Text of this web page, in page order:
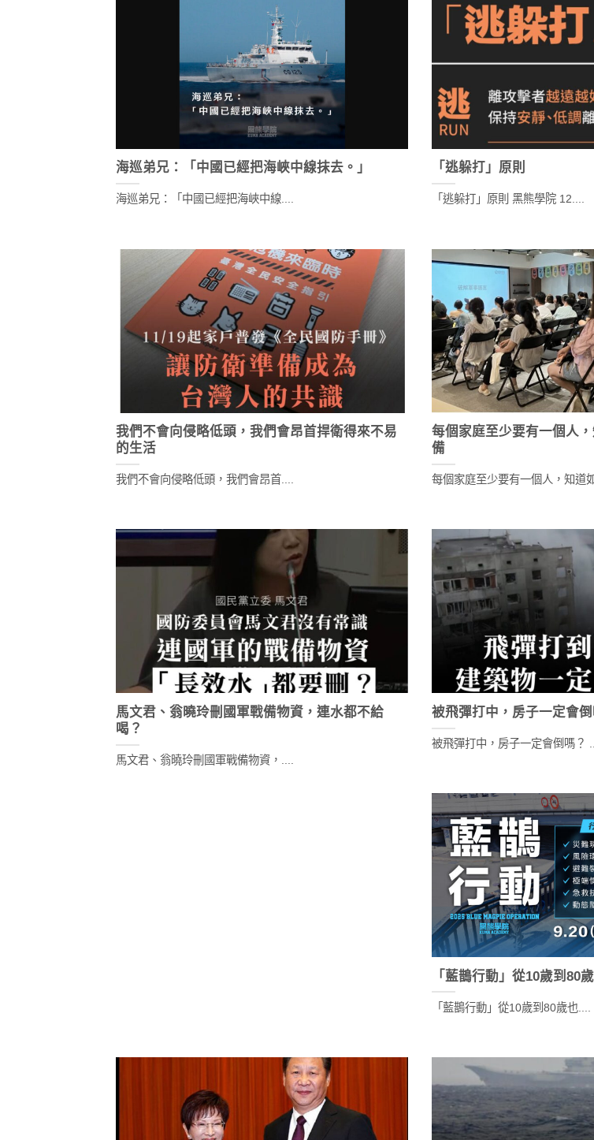
海巡弟兄：「中國已經把海峽中線抹去。」
海巡弟兄：「中國已經把海峽中線....
「逃躲打」原則
「逃躲打」原則 黑熊學院 12....
我們不會向侵略低頭，我們會昂首捍衛得來不易
的生活
我們不會向侵略低頭，我們會昂首....
每個家庭至少要有一個人
備
每個家庭至少要有一個人，知道如
馬文君、翁曉玲刪國軍戰備物資，連水都不給
喝？
馬文君、翁曉玲刪國軍戰備物資，....
被飛彈打中，房子一定會倒
被飛彈打中，房子一定會倒嗎？
「藍鵲行動」從10歲到80
「藍鵲行動」從10歲到80歲也....